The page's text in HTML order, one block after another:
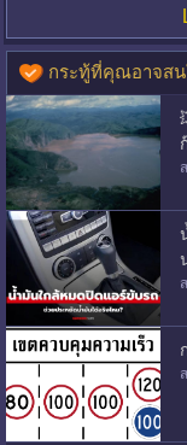
กระทู้ที่คุณอาจสน